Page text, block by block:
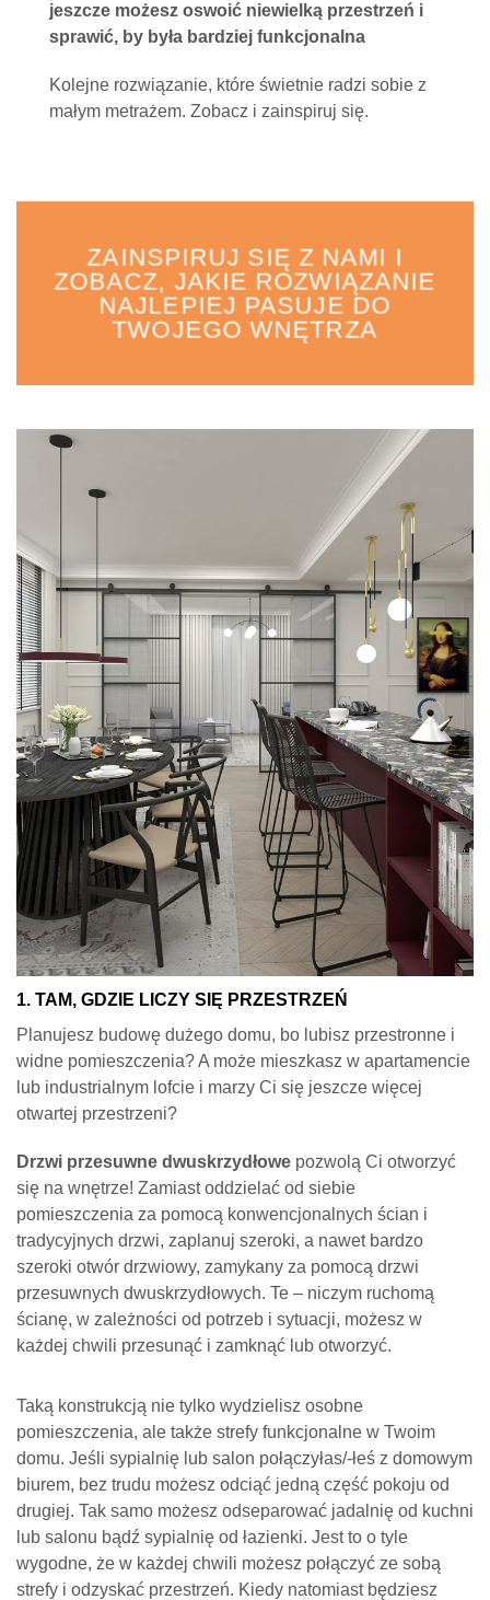
jeszcze możesz oswoić niewielką przestrzeń i
sprawić, by była bardziej funkcjonalna
Kolejne rozwiązanie, które świetnie radzi sobie z
małym metrażem. Zobacz i zainspiruj się.
ZAINSPIRUJ SIĘ Z NAMI I
ZOBACZ, JAKIE ROZWIĄZANIE
NAJLEPIEJ PASUJE DO
TWOJEGO WNĘTRZA
1. TAM, GDZIE LICZY SIĘ PRZESTRZEŃ
Planujesz budowę dużego domu, bo lubisz przestronne i
widne pomieszczenia? A może mieszkasz w apartamencie
lub industrialnym lofcie i marzy Ci się jeszcze więcej
otwartej przestrzeni?
Drzwi przesuwne dwuskrzydłowe pozwolą Ci otworzyć
się na wnętrze! Zamiast oddzielać od siebie
pomieszczenia za pomocą konwencjonalnych ścian i
tradycyjnych drzwi, zaplanuj szeroki, a nawet bardzo
szeroki otwór drzwiowy, zamykany za pomocą drzwi
przesuwnych dwuskrzydłowych. Te – niczym ruchomą
ścianę, w zależności od potrzeb i sytuacji, możesz w
każdej chwili przesunąć i zamknąć lub otworzyć.
Taką konstrukcją nie tylko wydzielisz osobne
pomieszczenia, ale także strefy funkcjonalne w Twoim
domu. Jeśli sypialnię lub salon połączyłas/-łeś z domowym
biurem, bez trudu możesz odciąć jedną część pokoju od
drugiej. Tak samo możesz odseparować jadalnię od kuchni
lub salonu bądź sypialnię od łazienki. Jest to o tyle
wygodne, że w każdej chwili możesz połączyć ze sobą
strefy i odzyskać przestrzeń. Kiedy natomiast będziesz